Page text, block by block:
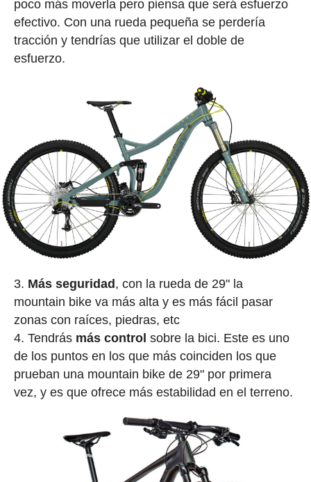
poco más moverla pero piensa que será esfuerzo
efectivo. Con una rueda pequeña se perdería
tracción y tendrías que utilizar el doble de
esfuerzo.
Más seguridad, con la rueda de 29" la
mountain bike va más alta y es más fácil pasar
zonas con raíces, piedras, etc
Tendrás más control sobre la bici. Este es uno
de los puntos en los que más coinciden los que
prueban una mountain bike de 29" por primera
vez, y es que ofrece más estabilidad en el terreno.